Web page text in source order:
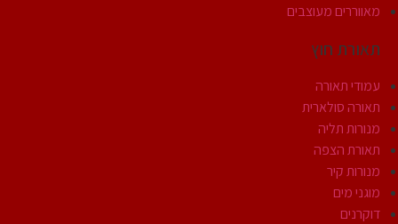
מאווררים מעוצבים
תאורת חוץ
עמודי תאורה
תאורה סולארית
מנורות תליה
תאורת הצפה
מנורות קיר
מוגני מים
דוקרנים